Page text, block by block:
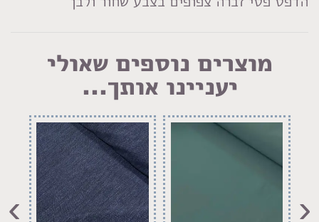
מוצרים נוספים שאולי
יעניינו אותך...
‹
›